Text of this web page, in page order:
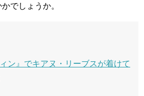
でしょうか。
ン』でキアヌ・リーブスが着けて